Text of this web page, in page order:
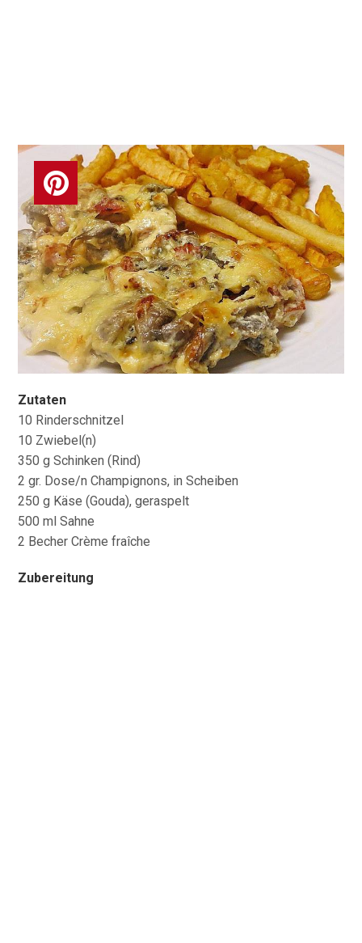
Zutaten
10 Rinderschnitzel
10 Zwiebel(n)
350 g Schinken (Rind)
2 gr. Dose/n Champignons, in Scheiben
250 g Käse (Gouda), geraspelt
500 ml Sahne
2 Becher Crème fraîche
Zubereitung